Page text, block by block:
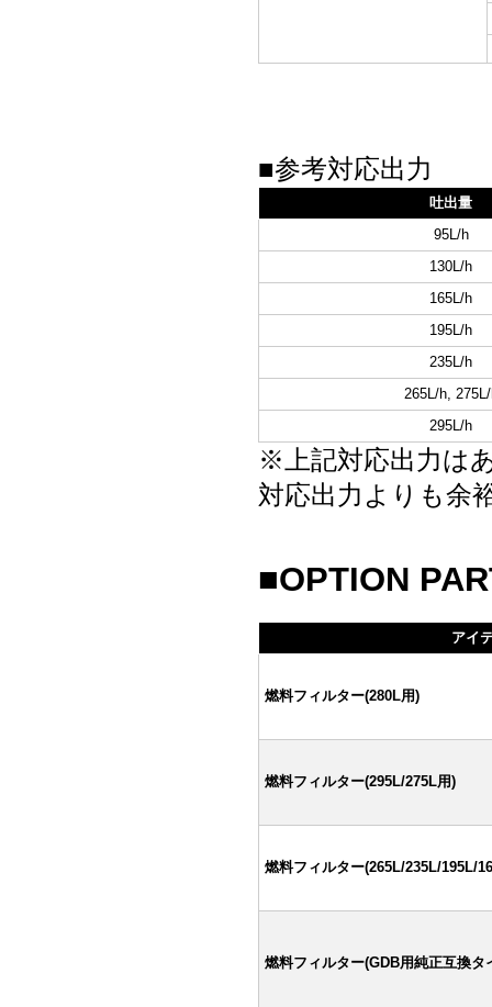
■参考対応出力
吐出量
95L/h
130L/h
165L/h
195L/h
235L/h
265L/h,
295L/h
※上記対応出力は
対応出力よりも余
■OPTION
アイ
燃料フィルター(280L用)
燃料フィルター(295L/275L用)
燃料フィルター(265L/235L/195L/
燃料フィルター(GDB用純正互換タ